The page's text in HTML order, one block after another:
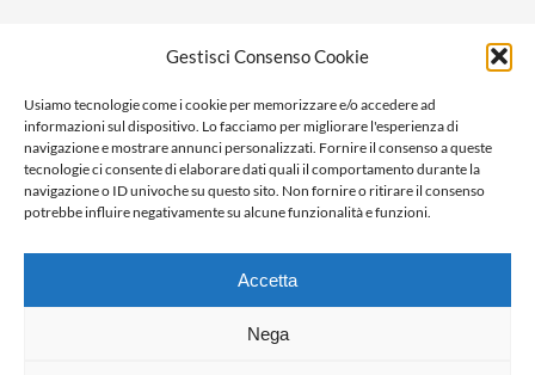
Gestisci Consenso Cookie
Usiamo tecnologie come i cookie per memorizzare e/o accedere ad
informazioni sul dispositivo. Lo facciamo per migliorare l'esperienza di
navigazione e mostrare annunci personalizzati. Fornire il consenso a queste
tecnologie ci consente di elaborare dati quali il comportamento durante la
navigazione o ID univoche su questo sito. Non fornire o ritirare il consenso
potrebbe influire negativamente su alcune funzionalità e funzioni.
Accetta
Nega
Ragione sociale: Panorama S.r.l.
C.F. / P.IVA: 01058470061
N. REA: AL-138981
Capitale Versato € 10.000,00